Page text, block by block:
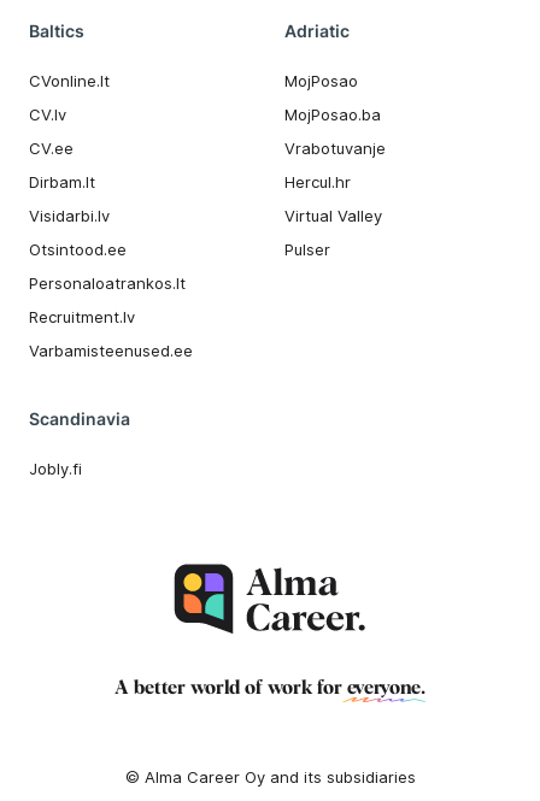
Baltics
CVonline.lt
CV.lv
CV.ee
Dirbam.It
Visidarbi.lv
Otsintood.ee
Personaloatrankos.lt
Recruitment.lv
Varbamisteenused.ee
Adriatic
MojPosao
MojPosao.ba
Vrabotuvanje
Hercul.hr
Virtual Valley
Pulser
Scandinavia
Jobly.fi
A better world of work for everyone.
© Alma Career Oy and its subsidiaries